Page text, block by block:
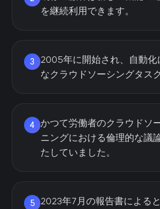
を継続利用できます。
3
2005年に開始され、自動化
なクラウドソーシングタス
4 かつて労働者のクラウドソ
ニングにおける倫理的な議
たしていました。
5
2023年7月の報告書による